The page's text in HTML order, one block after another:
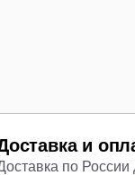
и
по России